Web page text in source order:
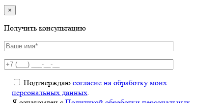
×
Получить консультацию
Подтверждаю согласие на обработку моих
персональных данных